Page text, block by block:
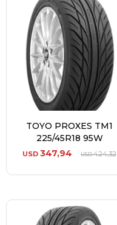
TOYO PROXES TM1
225/45R18 95W
USD 347,94 USD424,32